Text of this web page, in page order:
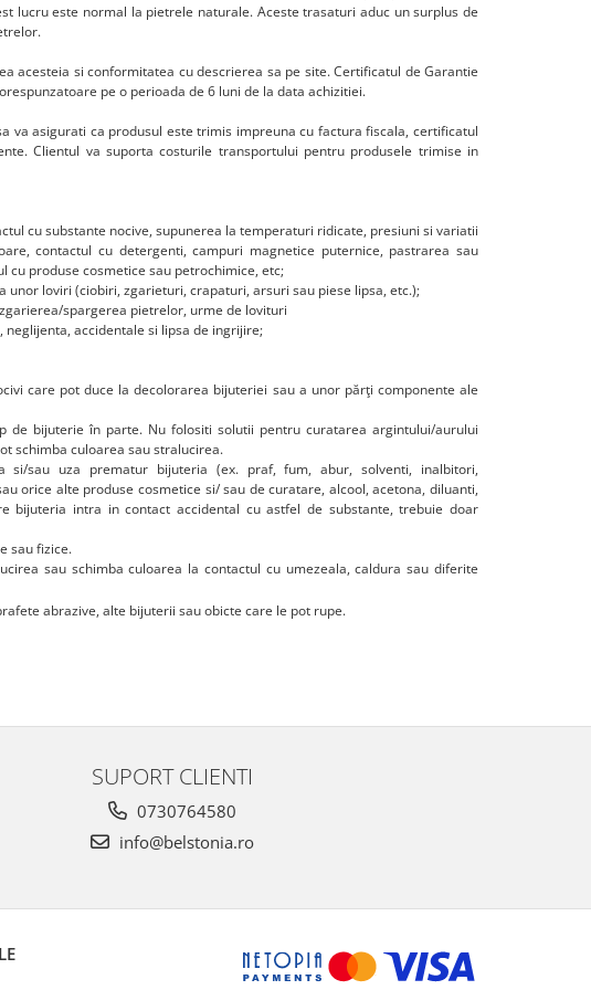
lucru este normal la pietrele naturale. Aceste trasaturi aduc un surplus de
acesteia si conformitatea cu descrierea sa pe site. Certificatul de Garantie
pe o perioada de 6 luni de la data achizitiei.
asigurati ca produsul este trimis impreuna cu factura fiscala, certificatul
Clientul va suporta costurile transportului pentru produsele trimise in
cu substante nocive, supunerea la temperaturi ridicate, presiuni si variatii
contactul cu detergenti, campuri magnetice puternice, pastrarea sau
cu produse cosmetice sau petrochimice, etc;
loviri (ciobiri, zgarieturi, crapaturi, arsuri sau piese lipsa, etc.);
spargerea pietrelor, urme de lovituri
accidentale si lipsa de ingrijire;
care pot duce la decolorarea bijuteriei sau a unor părţi componente ale
bijuterie în parte. Nu folositi solutii pentru curatarea argintului/aurului
schimba culoarea sau stralucirea.
sau uza prematur bijuteria (ex. praf, fum, abur, solventi, inalbitori,
orice alte produse cosmetice si/ sau de curatare, alcool, acetona, diluanti,
bijuteria intra in contact accidental cu astfel de substante, trebuie doar
sau fizice.
sau schimba culoarea la contactul cu umezeala, caldura sau diferite
abrazive, alte bijuterii sau obicte care le pot rupe.
SUPORT CLIENTI
0730764580
info@belstonia.ro